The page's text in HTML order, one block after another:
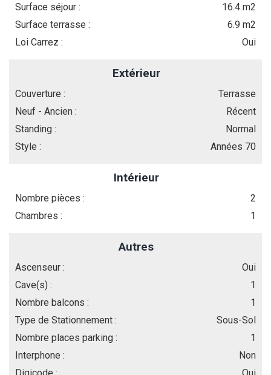
Surface séjour :
16.4 m2
Surface terrasse :
6.9 m2
Loi Carrez :
Oui
Extérieur
Couverture :
Terrasse
Neuf - Ancien :
Récent
Standing :
Normal
Style :
Années 70
Intérieur
Nombre pièces :
2
Chambres :
1
Autres
Ascenseur :
Oui
Cave(s) :
1
Nombre balcons :
1
Type de Stationnement :
Sous-Sol
Nombre places parking :
1
Interphone :
Non